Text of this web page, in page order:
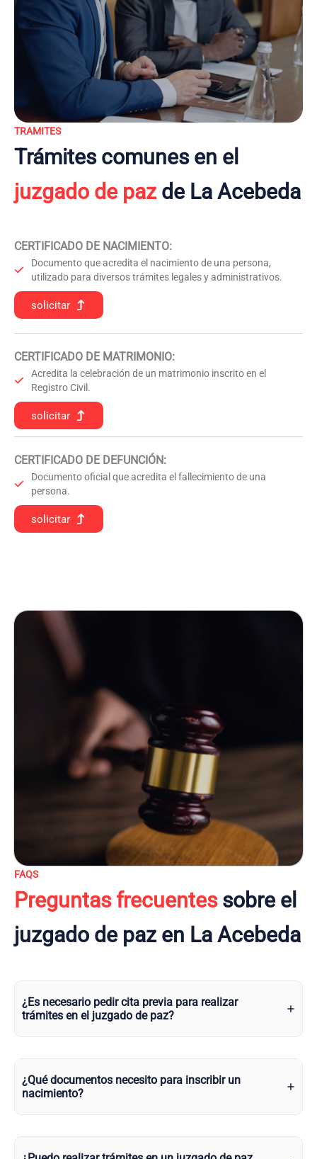
TRAMITES
Trámites comunes en el
juzgado de pazde La Acebeda
CERTIFICADO DE NACIMIENTO:
Documento que acredita el nacimiento de una persona,
utilizado para diversos trámites legales y administrativos.
solicitar
CERTIFICADO DE MATRIMONIO:
Acredita la celebración de un matrimonio inscrito en el
Registro Civil.
solicitar
CERTIFICADO DE DEFUNCIÓN:
Documento oficial que acredita el fallecimiento de una
persona.
solicitar
FAQS
Preguntas frecuentessobre el
juzgado de paz en La Acebeda
¿Es necesario pedir cita previa para realizar
trámites en el juzgado de paz?
¿Qué documentos necesito para inscribir un
nacimiento?